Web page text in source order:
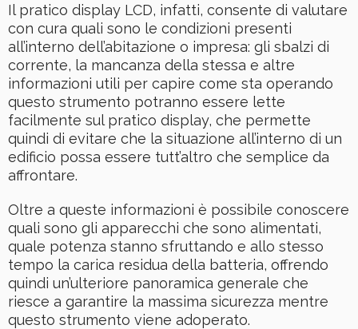
Il pratico display LCD, infatti, consente di valutare
con cura quali sono le condizioni presenti
all’interno dell’abitazione o impresa: gli sbalzi di
corrente, la mancanza della stessa e altre
informazioni utili per capire come sta operando
questo strumento potranno essere lette
facilmente sul pratico display, che permette
quindi di evitare che la situazione all’interno di un
edificio possa essere tutt’altro che semplice da
affrontare.
Oltre a queste informazioni è possibile conoscere
quali sono gli apparecchi che sono alimentati,
quale potenza stanno sfruttando e allo stesso
tempo la carica residua della batteria, offrendo
quindi un’ulteriore panoramica generale che
riesce a garantire la massima sicurezza mentre
questo strumento viene adoperato.